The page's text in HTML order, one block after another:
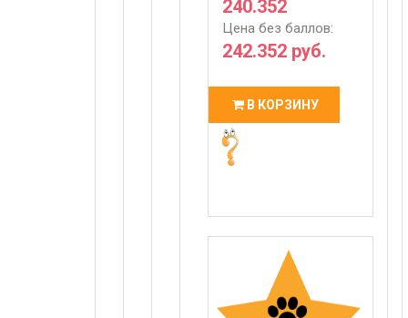
240.352
Цена без баллов:
242.352 руб.
В КОРЗИНУ